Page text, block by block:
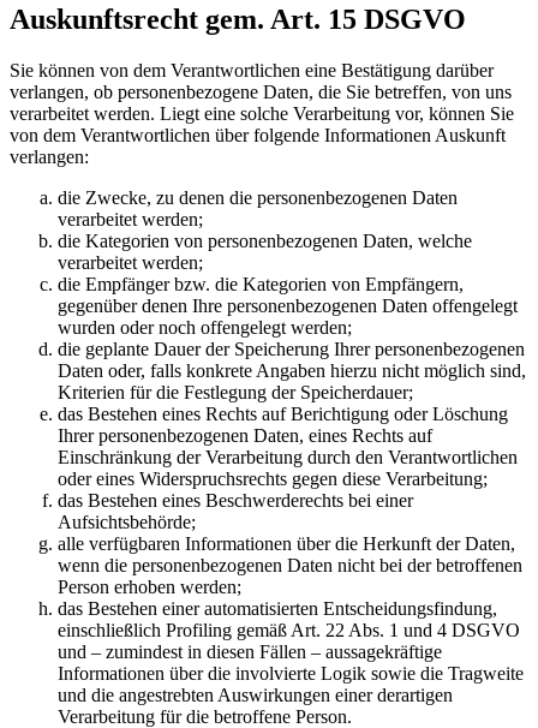
Auskunftsrecht gem. Art. 15 DSGVO
Sie können von dem Verantwortlichen eine Bestätigung darüber
verlangen, ob personenbezogene Daten, die Sie betreffen, von uns
verarbeitet werden. Liegt eine solche Verarbeitung vor, können Sie
von dem Verantwortlichen über folgende Informationen Auskunft
verlangen:
die Zwecke, zu denen die personenbezogenen Daten
verarbeitet werden;
die Kategorien von personenbezogenen Daten, welche
verarbeitet werden;
die Empfänger bzw. die Kategorien von Empfängern,
gegenüber denen Ihre personenbezogenen Daten offengelegt
wurden oder noch offengelegt werden;
die geplante Dauer der Speicherung Ihrer personenbezogenen
Daten oder, falls konkrete Angaben hierzu nicht möglich sind,
Kriterien für die Festlegung der Speicherdauer;
das Bestehen eines Rechts auf Berichtigung oder Löschung
Ihrer personenbezogenen Daten, eines Rechts auf
Einschränkung der Verarbeitung durch den Verantwortlichen
oder eines Widerspruchsrechts gegen diese Verarbeitung;
das Bestehen eines Beschwerderechts bei einer
Aufsichtsbehörde;
alle verfügbaren Informationen über die Herkunft der Daten,
wenn die personenbezogenen Daten nicht bei der betroffenen
Person erhoben werden;
das Bestehen einer automatisierten Entscheidungsfindung,
einschließlich Profiling gemäß Art. 22 Abs. 1 und 4 DSGVO
und – zumindest in diesen Fällen – aussagekräftige
Informationen über die involvierte Logik sowie die Tragweite
und die angestrebten Auswirkungen einer derartigen
Verarbeitung für die betroffene Person.